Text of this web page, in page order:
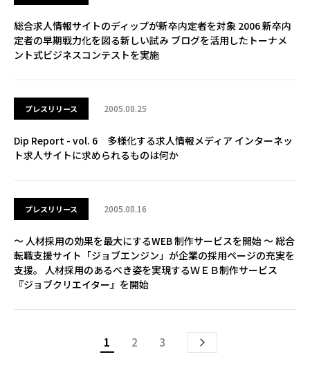
総合求人情報サイトのディップが新卒内定者を対象 2006 新卒内
定者の早期戦力化を図る新しい試み ブログを活用したトーナメ
ント式ビジネスコンテストを実施
プレスリリース 2005.08.25
Dip Report - vol. 6 多様化する求人情報メディア インターネッ
ト求人サイトに求められるものは何か
プレスリリース 2005.08.16
～ 人材採用の効果を最大にするWEB 制作サービスを開始 ～ 総合
転職支援サイト「ジョブエンジン」が企業の採用ページの充実を
支援。 人材採用のあるべき姿を実現するＷＥＢ制作サービス
『ジョブクリエイター』を開始
1 2 3